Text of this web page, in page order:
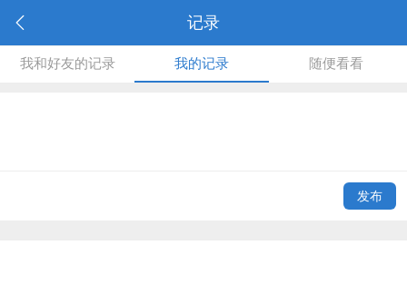
记录
我和好友的记录 我的记录 随便看看
发布